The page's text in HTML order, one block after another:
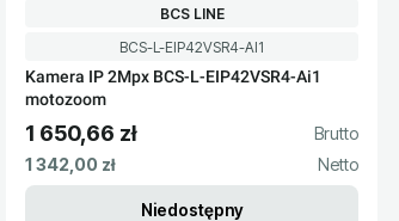
Kod produktu
BCS-L-EIP42VSR4-AI1
Kamera IP 2Mpx BCS-L-EIP42VSR4-Ai1
motozoom
PRODUCENT
BCS LINE
Cena brutto
1 650,66 zł
Cena netto
1 342,00 zł
Niedostępny